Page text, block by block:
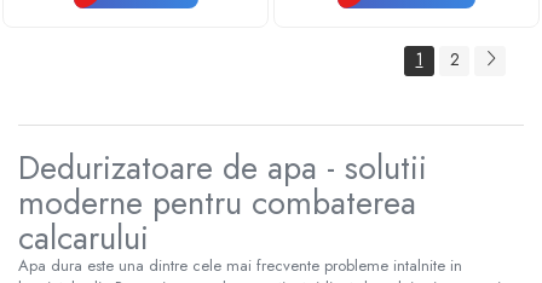
1 2
Dedurizatoare de apa - solutii
moderne pentru combaterea
calcarului
Apa dura este una dintre cele mai frecvente probleme intalnite in